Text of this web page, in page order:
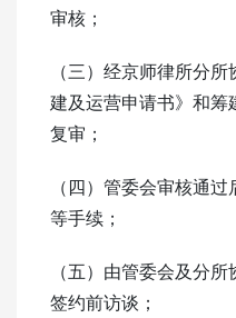
审核；
（三）经京师律所分
建及运营申请书》和
复审；
（四）管委会审核通
等手续；
（五）由管委会及分
签约前访谈；